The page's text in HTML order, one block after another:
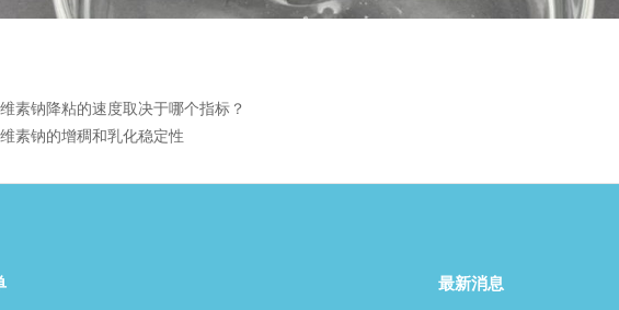
素钠降粘的速度取决于哪个指标？
素钠的增稠和乳化稳定性
最新消息